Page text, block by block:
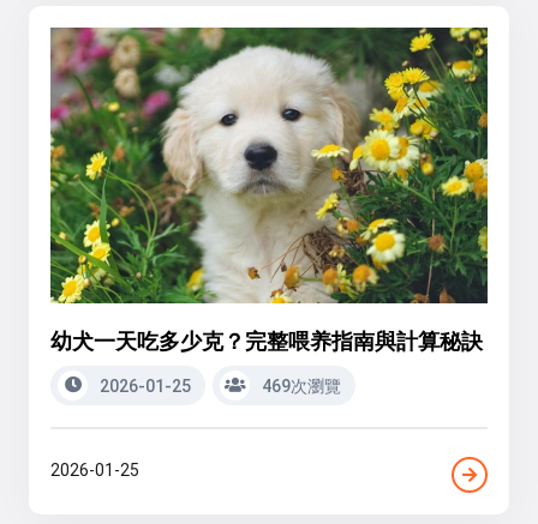
幼犬一天吃多少克？完整喂养指南與計算秘訣
2026-01-25 469次瀏覽
2026-01-25